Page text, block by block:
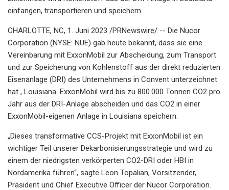
einfangen, transportieren und speichern
CHARLOTTE, NC, 1. Juni 2023 /PRNewswire/ -- Die Nucor
Corporation (NYSE: NUE) gab heute bekannt, dass sie eine
Vereinbarung mit ExxonMobil zur Abscheidung, zum Transport
und zur Speicherung von Kohlenstoff aus der direkt reduzierten
Eisenanlage (DRI) des Unternehmens in Convent unterzeichnet
hat , Louisiana. ExxonMobil wird bis zu 800.000 Tonnen CO2 pro
Jahr aus der DRI-Anlage abscheiden und das CO2 in einer
ExxonMobil-eigenen Anlage in Louisiana speichern.
„Dieses transformative CCS-Projekt mit ExxonMobil ist ein
wichtiger Teil unserer Dekarbonisierungsstrategie und wird zu
einem der niedrigsten verkörperten CO2-DRI oder HBI in
Nordamerika führen“, sagte Leon Topalian, Vorsitzender,
Präsident und Chief Executive Officer der Nucor Corporation.